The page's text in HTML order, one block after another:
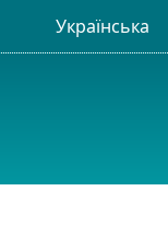
Українська